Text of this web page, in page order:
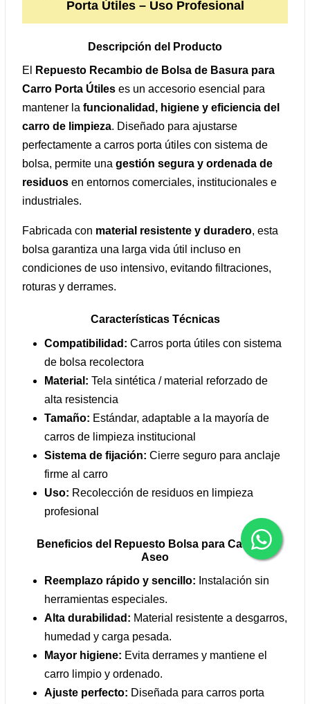
Porta Útiles – Uso Profesional
Descripción del Producto
El
Repuesto Recambio de Bolsa de Basura para
Carro Porta Útiles es un accesorio esencial para
mantener la funcionalidad, higiene y eficiencia del
carro de limpieza. Diseñado para ajustarse
perfectamente a carros porta útiles con sistema de
bolsa, permite una gestión segura y ordenada de
residuos en entornos comerciales, institucionales e
industriales.
Fabricada con material resistente y duradero, esta
bolsa garantiza una larga vida útil incluso en
condiciones de uso intensivo, evitando filtraciones,
roturas y derrames.
Características Técnicas
Compatibilidad: Carros porta útiles con sistema
de bolsa recolectora
Material: Tela sintética / material reforzado de
alta resistencia
Tamaño: Estándar, adaptable a la mayoría de
carros de limpieza institucional
Sistema de fijación: Cierre seguro para anclaje
firme al carro
Uso: Recolección de residuos en limpieza
profesional
Beneficios del Repuesto Bolsa para Carro de
Aseo
Reemplazo rápido y sencillo: Instalación sin
herramientas especiales.
Alta durabilidad: Material resistente a desgarros,
humedad y carga pesada.
Mayor higiene: Evita derrames y mantiene el
carro limpio y ordenado.
Ajuste perfecto: Diseñada para carros porta